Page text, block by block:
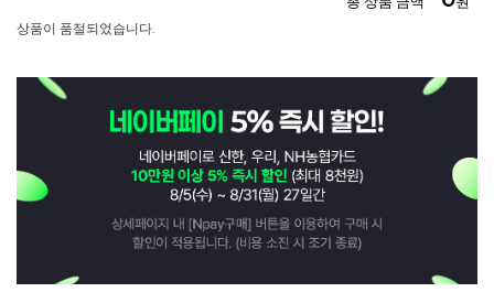
상품이 품절되었습니다.